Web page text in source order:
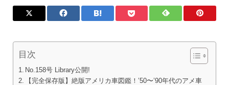
目次
No.158号 Library公開!
【完全保存版】絶版アメリカ車図鑑！’50〜’90年代のアメ車